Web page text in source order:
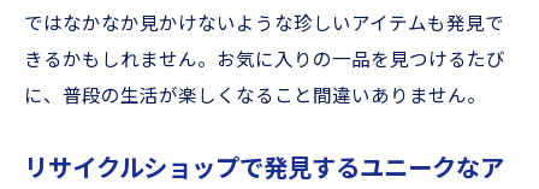
ではなかなか見かけないような珍しいアイテムも発見で
きるかもしれません。お気に入りの一品を見つけるたび
に、普段の生活が楽しくなること間違いありません。
リサイクルショップで発見するユニークなア